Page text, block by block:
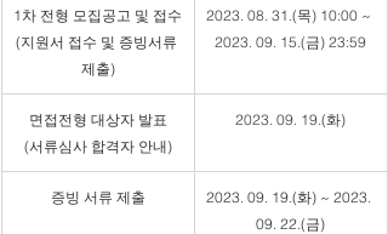
​1차 전형 모집공고 및 접수
(지원서 접수 및 증빙서류
제출)
2023. 08. 31.(목) 10:00 ~
2023. 09. 15.(금) 23:59
면접전형 대상자 발표
(서류심사 합격자 안내)
2023. 09. 19.(화)
증빙 서류 제출
2023. 09. 19.(화) ~ 2023.
09. 22.(금)